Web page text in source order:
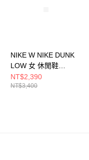
NIKE W NIKE DUNK
LOW 女 休閒鞋
DD1503103
NT$2,390
NT$3,400